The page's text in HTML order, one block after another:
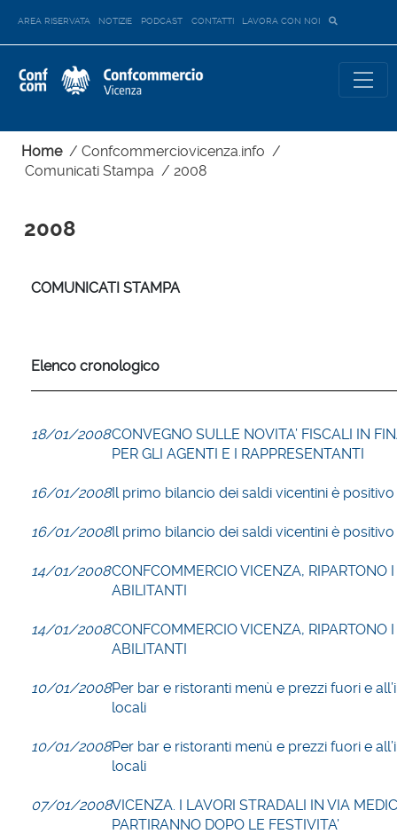
AREA RISERVATA NOTIZIE PODCAST CONTATTI LAVORA CON NOI
Home/ Confcommerciovicenza.info /
Comunicati Stampa / 2008
2008
COMUNICATI STAMPA
Elenco cronologico
18/01/2008CONVEGNO SULLE NOVITA’ FISCALI IN
PER GLI AGENTI E I RAPPRESENTANTI
16/01/2008Il primo bilancio dei saldi vicentini è positivo
16/01/2008Il primo bilancio dei saldi vicentini è positivo
14/01/2008CONFCOMMERCIO VICENZA, RIPARTONO I
ABILITANTI
14/01/2008CONFCOMMERCIO VICENZA, RIPARTONO I
ABILITANTI
10/01/2008Per bar e ristoranti menù e prezzi fuori e
locali
10/01/2008Per bar e ristoranti menù e prezzi fuori e
locali
07/01/2008VICENZA. I LAVORI STRADALI IN VIA
PARTIRANNO DOPO LE FESTIVITA’